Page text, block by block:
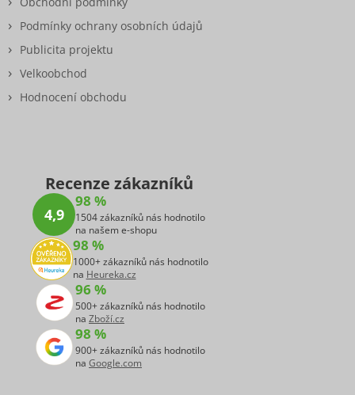
Podmínky ochrany osobních údajů
Publicita projektu
Velkoobchod
Hodnocení obchodu
Recenze zákazníků
4,9
98 %
1504 zákazníků nás hodnotilo
na našem e-shopu
98 %
1000+ zákazníků nás hodnotilo
na Heureka.cz
96 %
500+ zákazníků nás hodnotilo
na Zboží.cz
98 %
900+ zákazníků nás hodnotilo
na Google.com